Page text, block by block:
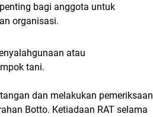
bagi anggota untuk
organisasi.
atau
tani.
dan melakukan pemeriksaan
Botto. Ketiadaan RAT selama